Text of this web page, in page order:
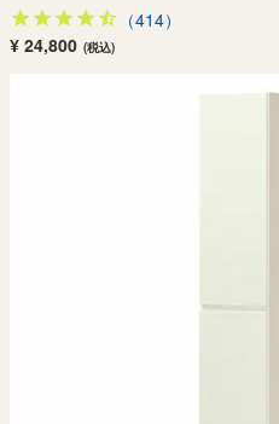
（414）
¥ 24,800 (税込)